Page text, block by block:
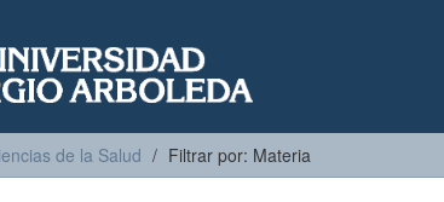
de la Salud Filtrar por: Materia